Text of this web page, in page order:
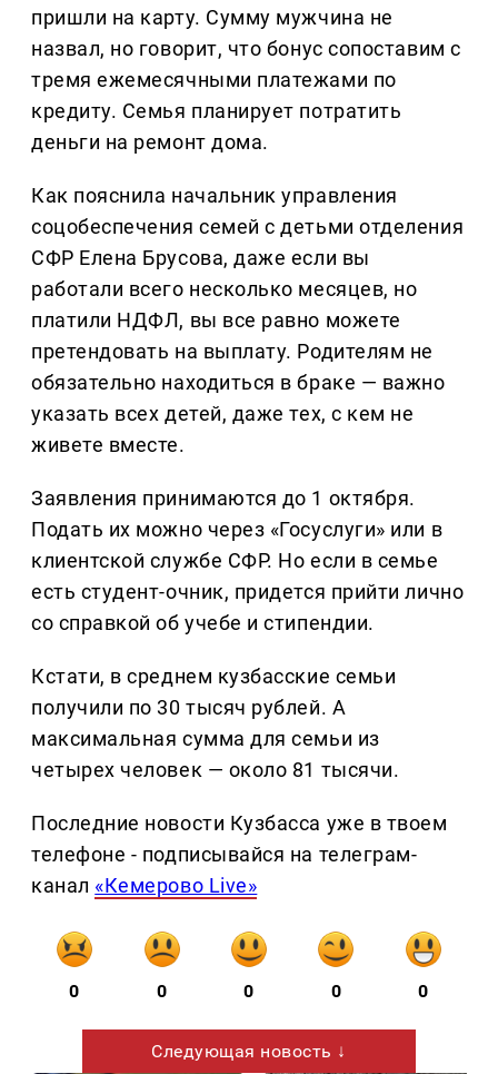
пришли на карту. Сумму мужчина не
назвал, но говорит, что бонус сопоставим с
тремя ежемесячными платежами по
кредиту. Семья планирует потратить
деньги на ремонт дома.
Как пояснила начальник управления
соцобеспечения семей с детьми отделения
СФР Елена Брусова, даже если вы
работали всего несколько месяцев, но
платили НДФЛ, вы все равно можете
претендовать на выплату. Родителям не
обязательно находиться в браке — важно
указать всех детей, даже тех, с кем не
живете вместе.
Заявления принимаются до 1 октября.
Подать их можно через «Госуслуги» или в
клиентской службе СФР. Но если в семье
есть студент-очник, придется прийти лично
со справкой об учебе и стипендии.
Кстати, в среднем кузбасские семьи
получили по 30 тысяч рублей. А
максимальная сумма для семьи из
четырех человек — около 81 тысячи.
Последние новости Кузбасса уже в твоем
телефоне - подписывайся на телеграм-
канал «Кемерово Live»
0 0 0 0 0
Следующая новость ↓